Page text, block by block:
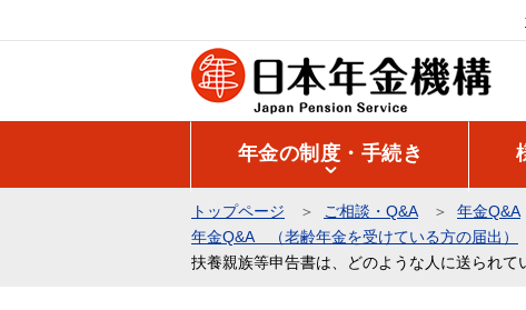
の
年金の制度・手続き
トップページ ご相談・Q&A 年金Q&A
年金Q&A （老齢年金を受けている方の届出）
扶養親族等申告書は、どのような人に送られて